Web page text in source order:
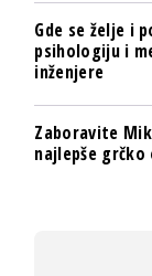
Gde se želje i
psihologiju i
inženjere
Zaboravite
najlepše grčko